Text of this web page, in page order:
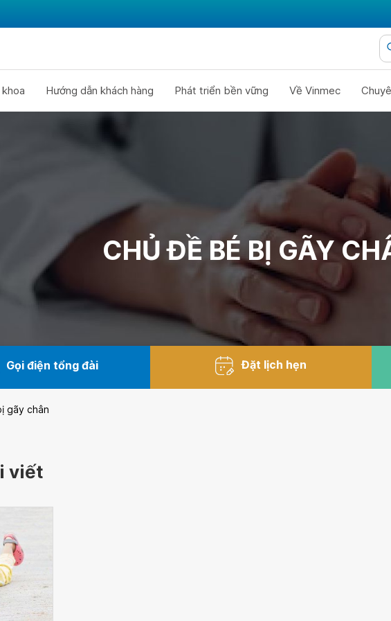
Hướng dẫn khách hàng Phát triển bền vững Về Vinmec
CHỦ ĐỀ BÉ BỊ GÃY
Gọi điện tổng đài Đặt lịch hẹn
gãy chân
viết